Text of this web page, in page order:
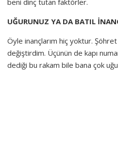
beni dinç tutan faktörler.
UĞURUNUZ YA DA BATIL
Öyle inançlarım hiç yoktur.
değiştirdim. Üçünün de kapı
dediği bu rakam bile bana çok